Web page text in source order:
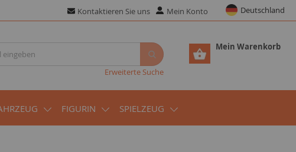
Kontaktieren Sie uns Mein Konto Deutschland
Mein Warenkorb
Erweiterte Suche
FIGURIN SPIELZEUG